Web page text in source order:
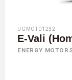
UGMOT01232
E-Vali
ENERGY